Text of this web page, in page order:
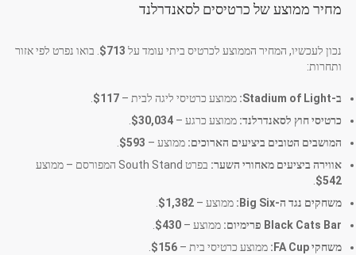
מחיר ממוצע של כרטיסים לסאנדרלנד
נכון לעכשיו, המחיר הממוצע לכרטיס ביתי עומד על $713 . בואו נפרט לפי אזור
ותחרות:
ב-Stadium of Light: ממוצע כרטיסי ליגה לבית – $117
כרטיסי חוץ לסאנדרלנד: ממוצע כרגע – $30,034
המושבים הטובים ביציעים הארוכים: ממוצע – $593
אווירה ביציעים מאחורי השער: בפרט South Stand המפורסם – ממוצע
$542
משחקים נגד ה-Big Six:
ממוצע – $1,382
Black Cats Bar פרימיום:
ממוצע – $430
משחקי FA Cup:
ממוצע כרטיסי בית – $156